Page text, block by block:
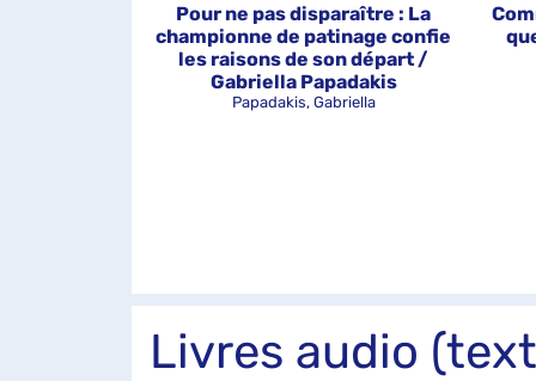
Pour ne pas disparaître : La
championne de patinage confie
les raisons de son départ /
Gabriella Papadakis
Papadakis, Gabriella
Livres audio